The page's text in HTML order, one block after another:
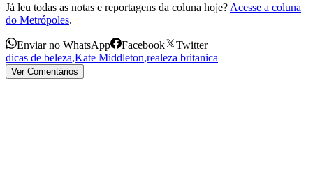
Já leu todas as notas e reportagens da coluna hoje? Acesse a coluna
do Metrópoles.
Enviar no WhatsApp Facebook
Twitter
dicas de beleza,Kate Middleton,realeza britanica
Ver Comentários